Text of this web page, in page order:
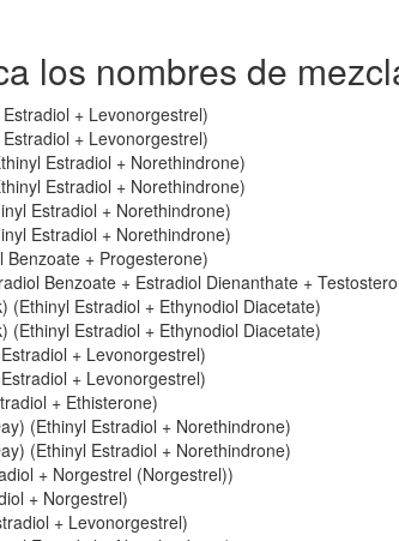
los nombres de
+ Levonorgestrel)
+ Levonorgestrel)
Estradiol + Norethindrone)
Estradiol + Norethindrone)
Estradiol + Norethindrone)
Estradiol + Norethindrone)
+ Progesterone)
Benzoate + Estradiol Dienanthate +
(Ethinyl Estradiol + Ethynodiol Diacetate)
(Ethinyl Estradiol + Ethynodiol Diacetate)
+ Levonorgestrel)
+ Levonorgestrel)
+ Ethisterone)
(Ethinyl Estradiol + Norethindrone)
(Ethinyl Estradiol + Norethindrone)
+ Norgestrel (Norgestrel))
+ Norgestrel)
+ Levonorgestrel)